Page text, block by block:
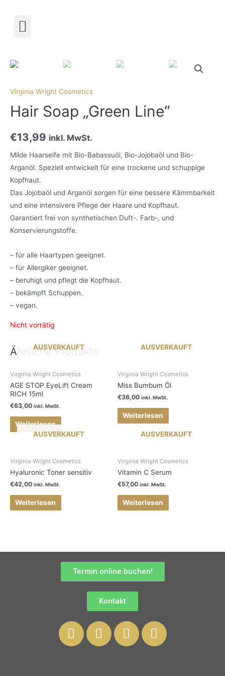
Virginia Wright Cosmetics
Hair Soap „Green Line“
€13,99 inkl. MwSt.
Milde Haarseife mit Bio-Babassuöl, Bio-Jojobaöl und Bio-
Arganöl. Speziell entwickelt für eine trockene und schuppige
Kopfhaut.
Das Jojobaöl und Arganöl sorgen für eine bessere Kämmbarkeit
und eine intensivere Pflege der Haare und Kopfhaut.
Garantiert frei von synthetischen Duft-. Farb-, und
Konservierungstoffe.
– für alle Haartypen geeignet.
– für Allergiker geeignet.
– beruhigt und pflegt die Kopfhaut.
– bekämpft Schuppen.
– vegan.
Nicht vorrätig
Ähnliche Produkte
AUSVERKAUFT
Virginia Wright Cosmetics
AGE STOP EyeLift Cream
RICH 15ml
€63,00 inkl. MwSt.
Weiterlesen
AUSVERKAUFT
Virginia Wright Cosmetics
Miss Bumbum Öl
€36,00 inkl. MwSt.
Weiterlesen
AUSVERKAUFT
Virginia Wright Cosmetics
Hyaluronic Toner sensitiv
€42,00 inkl. MwSt.
Weiterlesen
AUSVERKAUFT
Virginia Wright Cosmetics
Vitamin C Serum
€57,00 inkl. MwSt.
Weiterlesen
Termin online buchen!
Kontakt